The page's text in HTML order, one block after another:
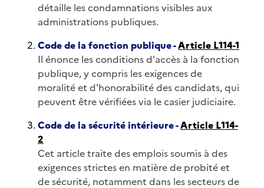
détaille les condamnations visibles aux
administrations publiques.
Code de la fonction publique -Article L114-1
Il énonce les conditions d'accès à la fonction
publique, y compris les exigences de
moralité et d'honorabilité des candidats, qui
peuvent être vérifiées via le casier judiciaire.
Code de la sécurité intérieure -Article L114-
2
Cet article traite des emplois soumis à des
exigences strictes en matière de probité et
de sécurité, notamment dans les secteurs de